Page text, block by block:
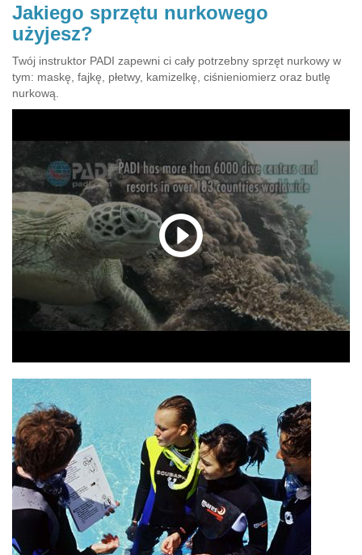
Jakiego sprzętu nurkowego
użyjesz?
Twój instruktor PADI zapewni ci cały potrzebny sprzęt nurkowy w
tym: maskę, fajkę, płetwy, kamizelkę, ciśnieniomierz oraz butlę
nurkową.